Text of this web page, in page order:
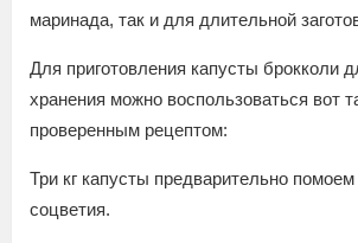
маринада, так и для длительной
Для приготовления капусты брокколи
хранения можно воспользоваться вот
проверенным рецептом:
Три кг капусты предварительно
соцветия.